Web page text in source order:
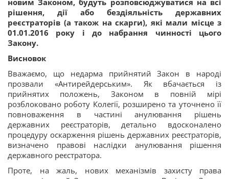
рішення, дії або бездіяльність державних
реєстраторів (а також на скарги), які мали місце з
01.01.2016 року і до набрання чинності
цього
Закону.
Висновок
Вважаємо, що недарма прийнятий Закон в народі
прозвали «Антирейдерським». Як вбачається із
прийнятих положень, Законом в повній мірі
розблоковано роботу Колегії, розширено та уточнено її
повноваження в частині анулювання рішень
державних реєстраторів, детально вдосконалено
процедуру оскарження рішень державних реєстраторів,
визначено правові наслідки анулювання рішення
державного реєстратора.
Проте, на жаль, нових механізмів захисту права